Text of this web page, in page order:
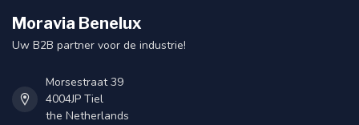
Moravia Benelux
Uw B2B partner voor de industrie!
Morsestraat 39
4004JP Tiel
the Netherlands